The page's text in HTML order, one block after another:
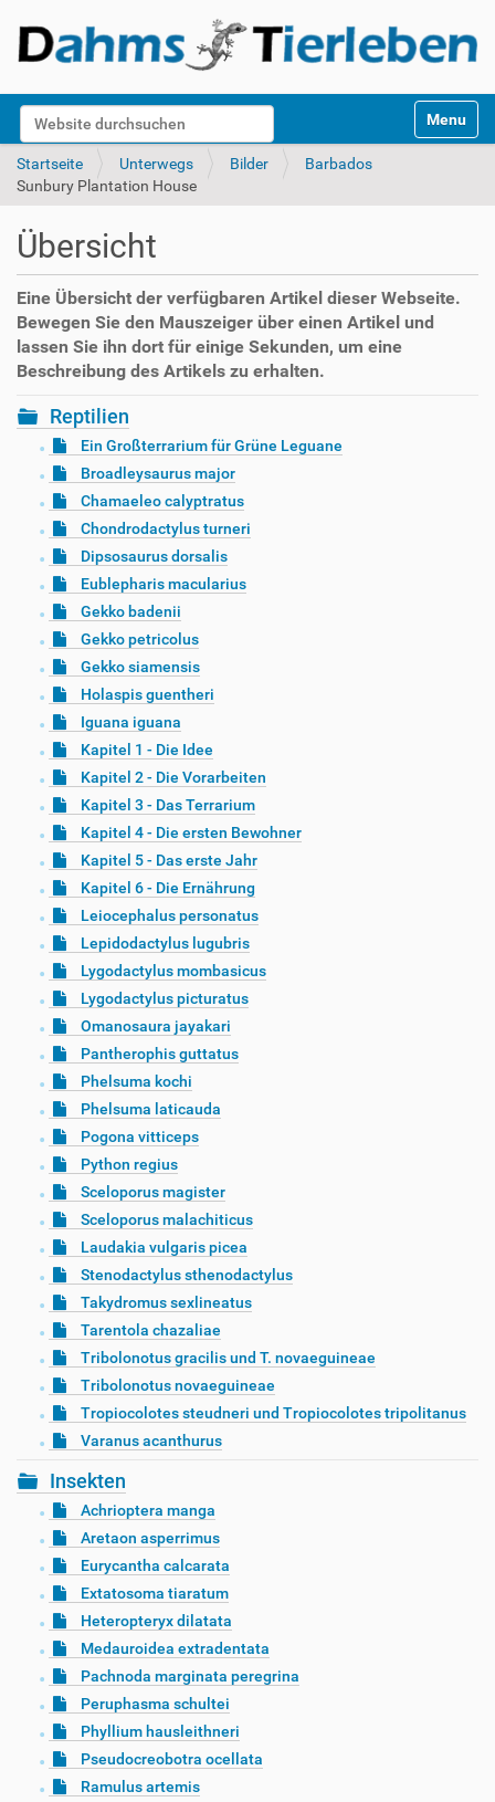
Website durchsuchen
k
Toggle
Startseite Unterwegs Bilder
Barbados
Sunbury Plantation House
Übersicht
Eine Übersicht der verfügbaren Artikel dieser Webseite.
Bewegen Sie den Mauszeiger über einen Artikel und
lassen Sie ihn dort für einige Sekunden, um eine
Beschreibung des Artikels zu erhalten.
Reptilien
Ein Großterrarium für Grüne Leguane
Broadleysaurus major
Chamaeleo calyptratus
Chondrodactylus turneri
Dipsosaurus dorsalis
Eublepharis macularius
Gekko badenii
Gekko petricolus
Gekko siamensis
Holaspis guentheri
Iguana iguana
Kapitel 1 - Die Idee
Kapitel 2 - Die Vorarbeiten
Kapitel 3 - Das Terrarium
Kapitel 4 - Die ersten Bewohner
Kapitel 5 - Das erste Jahr
Kapitel 6 - Die Ernährung
Leiocephalus personatus
Lepidodactylus lugubris
Lygodactylus mombasicus
Lygodactylus picturatus
Omanosaura jayakari
Pantherophis guttatus
Phelsuma kochi
Phelsuma laticauda
Pogona vitticeps
Python regius
Sceloporus magister
Sceloporus malachiticus
Laudakia vulgaris picea
Stenodactylus sthenodactylus
Takydromus sexlineatus
Tarentola chazaliae
Tribolonotus gracilis und T. novaeguineae
Tribolonotus novaeguineae
Tropiocolotes steudneri und Tropiocolotes tripolitanus
Varanus acanthurus
Insekten
Achrioptera manga
Aretaon asperrimus
Eurycantha calcarata
Extatosoma tiaratum
Heteropteryx dilatata
Medauroidea extradentata
Pachnoda marginata peregrina
Peruphasma schultei
Phyllium hausleithneri
Pseudocreobotra ocellata
Ramulus artemis